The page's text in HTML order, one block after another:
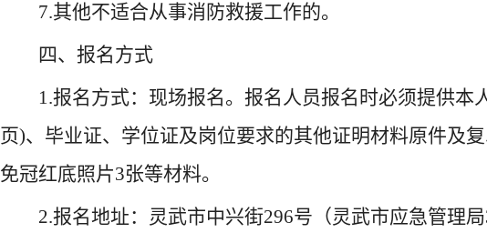
7.其他不适合从事消防救援工作的。
四、报名方式
1.报名方式：现场报名。报名人员报名时必须提供本
页)、毕业证、学位证及岗位要求的其他证明材料原件及
免冠红底照片3张等材料。
2.报名地址：灵武市中兴街296号（灵武市应急管理